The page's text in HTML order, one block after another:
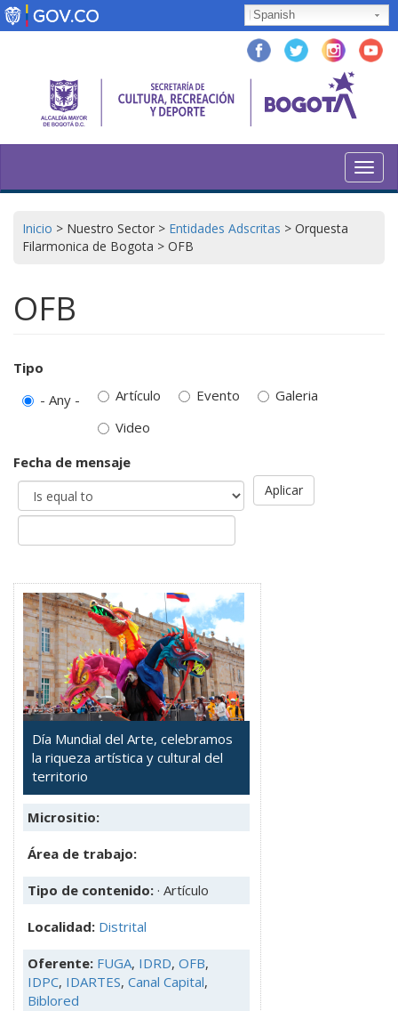
Skip
to
Spanish
Inicio > Nuestro Sector > Entidades Adscritas > Orquesta
Filarmonica de Bogota > OFB
OFB
Tipo
- Any -
Artículo Evento
Galeria
Video
Fecha de mensaje
Aplicar
Día Mundial del Arte, celebramos
la riqueza artística y cultural del
territorio
Micrositio:
Área de trabajo:
Tipo de contenido: · Artículo
Localidad: Distrital
Oferente: FUGA, IDRD, OFB,
IDPC, IDARTES, Canal Capital,
Biblored